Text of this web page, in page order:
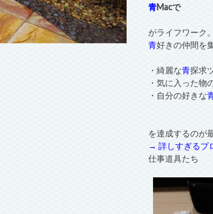
青Macで
がライフワーク。
青好きの仲間を
・綺麗な青探求
・気に入った物
・自分の好きな
を達成するのが
→ 詳しすぎるプ
仕事道具たち